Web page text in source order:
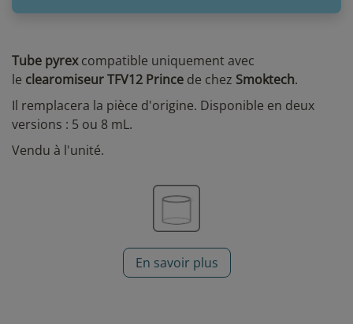
Tube pyrexcompatible uniquement avec
le clearomiseur TFV12 Prince de chez Smoktech.
Il remplacera la pièce d'origine. Disponible en deux
versions : 5 ou 8 mL.
Vendu à l'unité.
En savoir plus